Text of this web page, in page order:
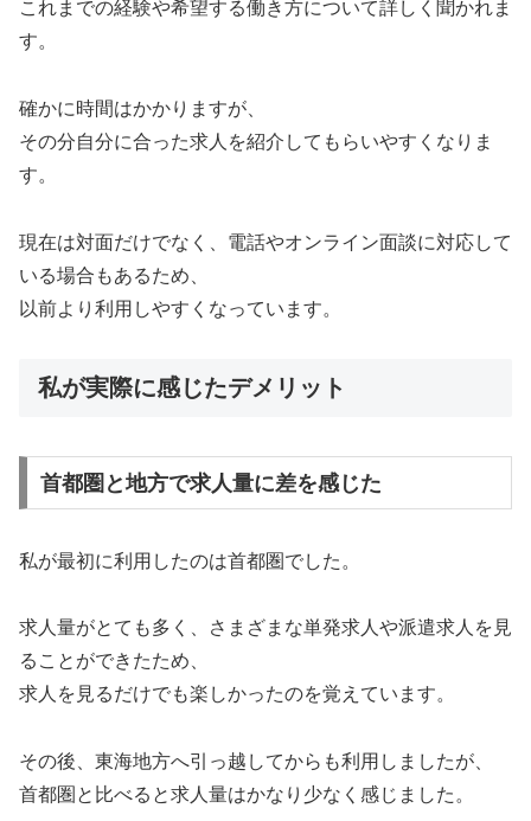
これまでの経験や希望する働き方について詳しく聞かれま
す。
確かに時間はかかりますが、
その分自分に合った求人を紹介してもらいやすくなりま
す。
現在は対面だけでなく、電話やオンライン面談に対応して
いる場合もあるため、
以前より利用しやすくなっています。
私が実際に感じたデメリット
首都圏と地方で求人量に差を感じた
私が最初に利用したのは首都圏でした。
求人量がとても多く、さまざまな単発求人や派遣求人を見
ることができたため、
求人を見るだけでも楽しかったのを覚えています。
その後、東海地方へ引っ越してからも利用しましたが、
首都圏と比べると求人量はかなり少なく感じました。